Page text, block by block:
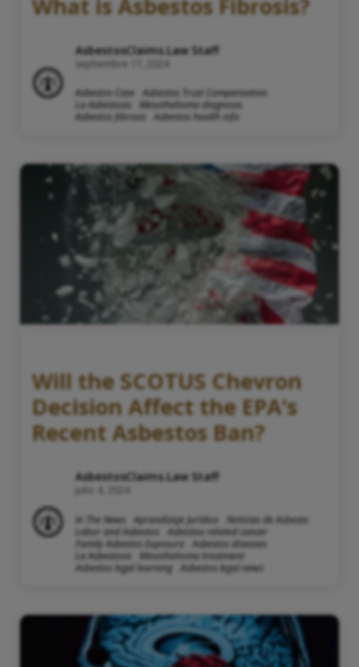
AsbestosClaims.Law Staff
septiembre 17, 2024
Asbestos Case
Asbestos Trust Compensation
La Asbestosis
Mesothelioma diagnosis
Asbestos fibrosis
Asbestos health info
Will the SCOTUS Chevron
Decision Affect the EPA’s
Recent Asbestos Ban?
AsbestosClaims.Law Staff
julio 4, 2024
In The News Aprendizaje Jurídico
Noticias de Asbesto
Labor and Asbestos
Asbestos related cancer
Family Asbestos Exposure
Asbestos diseases
La Asbestosis
Mesothelioma treatment
Asbestos legal learning
Asbestos legal news